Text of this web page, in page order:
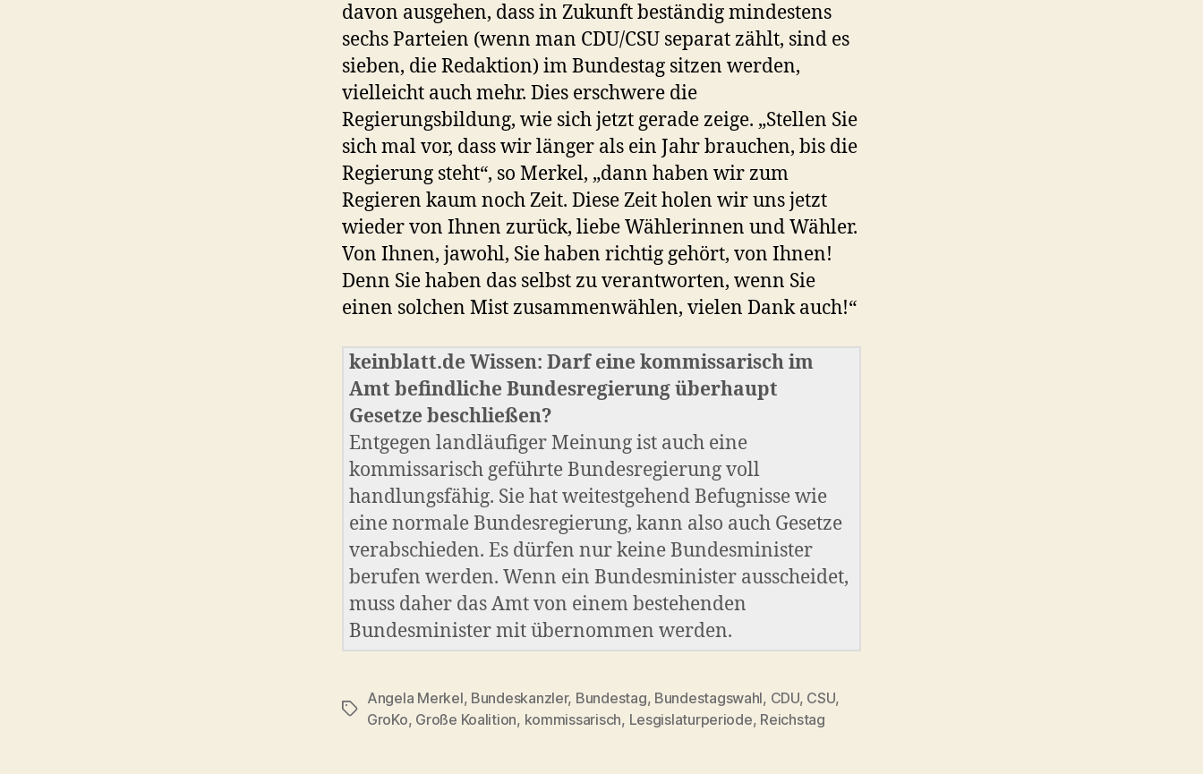
davon ausgehen, dass in Zukunft beständig mindestens
sechs Parteien (wenn man CDU/CSU separat zählt, sind es
sieben, die Redaktion) im Bundestag sitzen werden,
vielleicht auch mehr. Dies erschwere die
Regierungsbildung, wie sich jetzt gerade zeige. „Stellen Sie
sich mal vor, dass wir länger als ein Jahr brauchen, bis die
Regierung steht“, so Merkel, „dann haben wir zum
Regieren kaum noch Zeit. Diese Zeit holen wir uns jetzt
wieder von Ihnen zurück, liebe Wählerinnen und Wähler.
Von Ihnen, jawohl, Sie haben richtig gehört, von Ihnen!
Denn Sie haben das selbst zu verantworten, wenn Sie
einen solchen Mist zusammenwählen, vielen Dank auch!“
keinblatt.de Wissen: Darf eine kommissarisch im
Amt befindliche Bundesregierung überhaupt
Gesetze beschließen?
Entgegen landläufiger Meinung ist auch eine
kommissarisch geführte Bundesregierung voll
handlungsfähig. Sie hat weitestgehend Befugnisse wie
eine normale Bundesregierung, kann also auch Gesetze
verabschieden. Es dürfen nur keine Bundesminister
berufen werden. Wenn ein Bundesminister ausscheidet,
muss daher das Amt von einem bestehenden
Bundesminister mit übernommen werden.
Schlagwörter
Angela Merkel, Bundeskanzler, Bundestag, Bundestagswahl, CDU, CSU,
GroKo, Große Koalition, kommissarisch, Lesgislaturperiode, Reichstag